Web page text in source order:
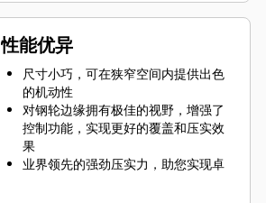
性能优异
尺寸小巧，可在狭窄空间内提供出色
的机动性
对钢轮边缘拥有极佳的视野，增强了
控制功能，实现更好的覆盖和压实效
果
业界领先的强劲压实力，助您实现卓